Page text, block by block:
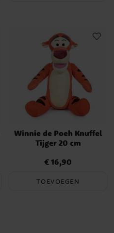
Winnie de Poeh Knuffel
Tijger 20 cm
Prijs:€ 16,90
€ 16,90
TOEVOEGEN